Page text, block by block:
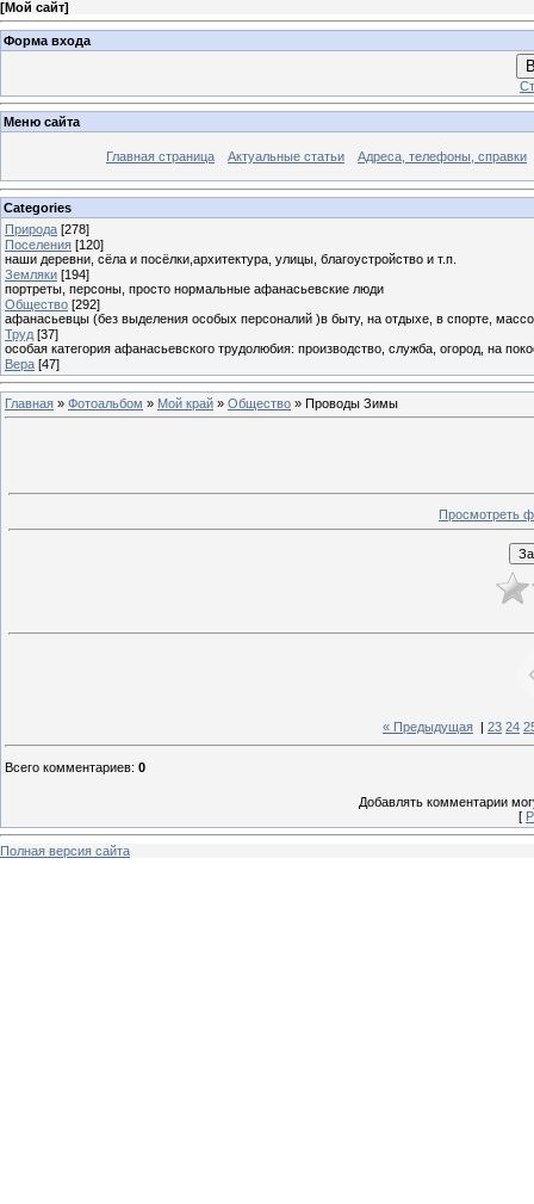
[Мой сайт]
Форма входа
Меню сайта
Главная страница Актуальные статьи Адреса, телефоны, справки
Categories
Природа [278]
Поселения [120]
наши деревни, сёла и посёлки,архитектура, улицы, благоустройство и т.п.
Земляки [194]
портреты, персоны, просто нормальные афанасьевские люди
Общество [292]
афанасьевцы (без выделения особых персоналий )в быту, на отдыхе, в спорте,
Труд [37]
особая категория афанасьевского трудолюбия: производство, служба, огород, на
Вера [47]
Главная » Фотоальбом » Мой край » Общество » Проводы Зимы
Просмотреть
« Предыдущая 23 24
Всего комментариев: 0
Добавлять комментарии
[
Полная версия сайта